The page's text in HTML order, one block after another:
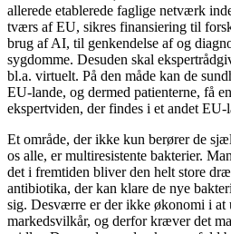
allerede etablerede faglige netværk
tværs af EU, sikres finansiering til
brug af AI, til genkendelse af og
sygdomme. Desuden skal
bl.a. virtuelt. På den måde kan de
EU-lande, og dermed patienterne, få
ekspertviden, der findes i et andet EU-
Et område, der ikke kun berører de
os alle, er multiresistente bakterier.
det i fremtiden bliver den helt store
antibiotika, der kan klare de nye
sig. Desværre er der ikke økonomi i at
markedsvilkår, og derfor kræver det